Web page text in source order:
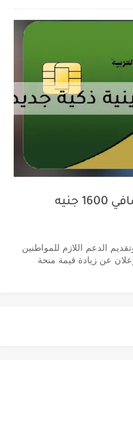
وزارة التموين تعلن عن دعم إضافي 1600 جنيه
الدعم اللازم للمواطنين
عن زيادة قيمة منحة